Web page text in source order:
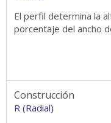
El perfil determina la
porcentaje del ancho
Construcción
R (Radial)